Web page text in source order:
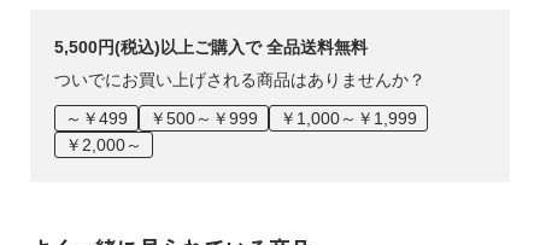
5,500円(税込)以上ご購入で 全品送料無料
ついでにお買い上げされる商品はありませんか？
～￥499
￥500～￥999
￥1,000～￥1,999
￥2,000～